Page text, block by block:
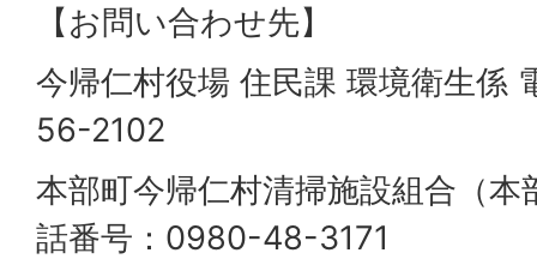
【お問い合わせ先】
今帰仁村役場 住民課 環境衛生係
56-2102
本部町今帰仁村清掃施設組合（本
話番号：0980-48-3171